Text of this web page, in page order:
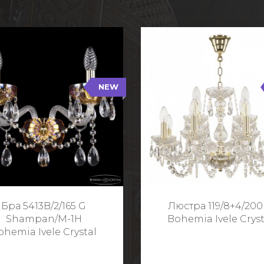
NEW
Бра 5413B/2/165 G
Shampan/M-1H
Ivele Crystal
2/165 G Shampan/M-1H
Тип: Хрустальные
арматуры: Золото/
Кол-во ламп: 2
Ширина: 35 см
Люстра 119/8+4/200
Bohemia Ivele
119/8+4/200 G
Тип: Стеклянный рожок
Цвет арматуры:
Кол-во ламп:
Диаметр: 58